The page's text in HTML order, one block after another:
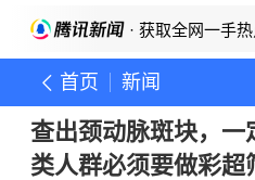
· 获取全网一手
首页 新闻
查出颈动脉斑块，一
类人群必须要做彩超